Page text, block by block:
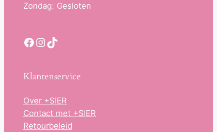
Zondag: Gesloten
Facebook InstagramTikTok
Klantenservice
Over +SIER
Contact met +SIER
Retourbeleid